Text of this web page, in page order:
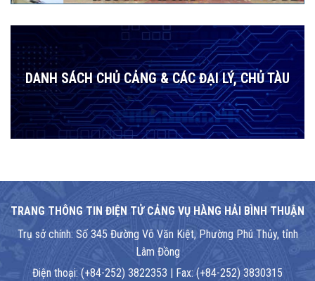
DANH SÁCH CHỦ CẢNG & CÁC ĐẠI LÝ, CHỦ TÀU
TRANG THÔNG TIN ĐIỆN TỬ CẢNG VỤ HÀNG HẢI BÌNH THUẬN
Trụ sở chính: Số 345 Đường Võ Văn Kiệt, Phường Phú Thủy, tỉnh
Lâm Đồng
Điện thoại: (+84-252) 3822353 | Fax: (+84-252) 3830315